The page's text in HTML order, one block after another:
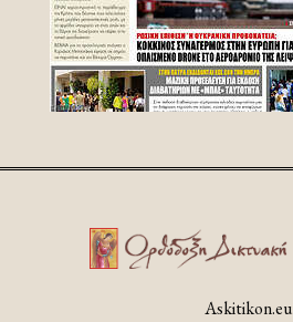
Askitikon.eu